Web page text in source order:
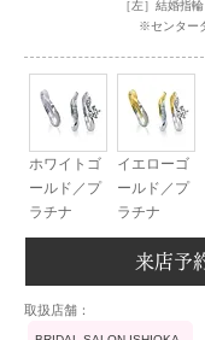
［左］結婚指
※センター
ホワイトゴ
ールド／プ
ラチナ
イエローゴ
ールド／プ
ラチナ
来店予
​取扱店舗：